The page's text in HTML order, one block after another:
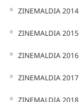
ZINEMALDIA 2014
ZINEMALDIA 2015
ZINEMALDIA 2016
ZINEMALDIA 2017
ZINEMALDIA 2018